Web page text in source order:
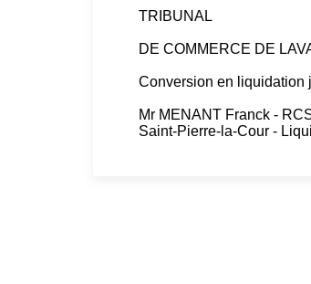
TRIBUNAL
DE COMMERCE DE
Conversion en liquidation
Mr MENANT Franck -
Saint-Pierre-la-Cour -